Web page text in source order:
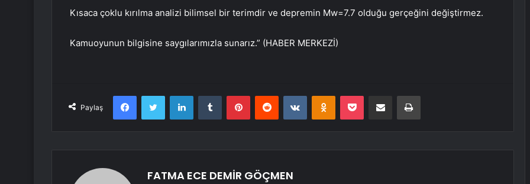
Kısaca çoklu kırılma analizi bilimsel bir terimdir ve depremin Mw=7.7 olduğu gerçeğini değiştirmez.
Kamuoyunun bilgisine saygılarımızla sunarız.” (HABER MERKEZİ)
Paylaş
FacebookTwitter LinkedInTumblr PinterestReddit VKontakteOdnoklassniki
Pocket E-Posta ile paylaş Yazdır
FATMA ECE DEMİR GÖÇMEN